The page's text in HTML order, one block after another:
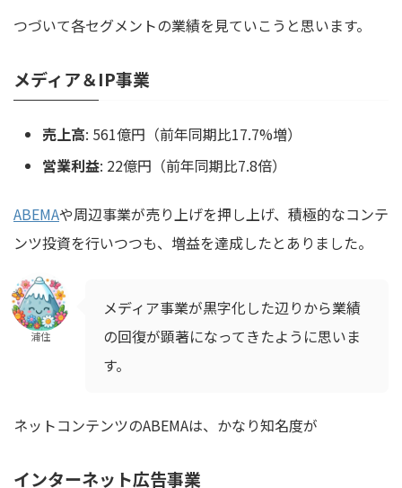
つづいて各セグメントの業績を見ていこうと思います。
メディア＆IP事業
売上高: 561億円（前年同期比17.7%増）
営業利益: 22億円（前年同期比7.8倍）
ABEMAや周辺事業が売り上げを押し上げ、積極的なコンテ
ンツ投資を行いつつも、増益を達成したとありました。
浦住
メディア事業が黒字化した辺りから業績
の回復が顕著になってきたように思いま
す。
ネットコンテンツのABEMAは、かなり知名度が
インターネット広告事業